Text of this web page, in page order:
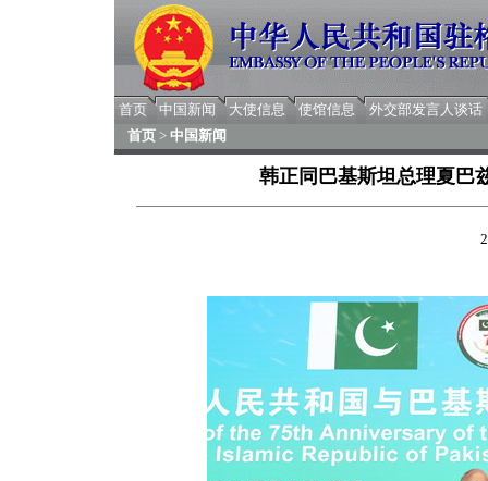
首页 中国新闻 大使信息 使馆信息
外交部发言人谈话
首页 > 中国新闻
韩正同巴基斯坦总理夏巴